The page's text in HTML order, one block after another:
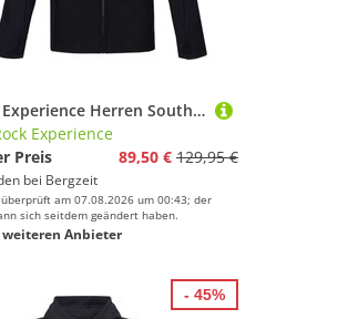
Rock Experience Herren South Face Hoodie Hybrid Jacke
Experience
Preis
89,50 € 129,95 €
bei Bergzeit
am 07.08.2026 um 00:43; der
sich seitdem geändert haben.
weiteren Anbieter
- 45%